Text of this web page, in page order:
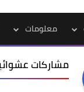
معلومات
مشاركات